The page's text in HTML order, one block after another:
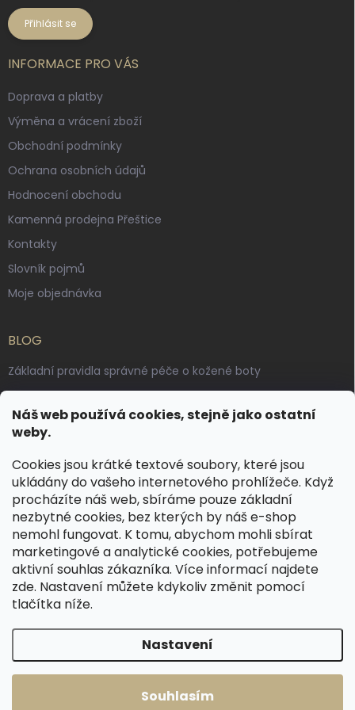
Náš web používá cookies, stejně jako ostatní
weby.
Cookies jsou krátké textové soubory, které jsou
ukládány do vašeho internetového prohlížeče. Když
procházíte náš web, sbíráme pouze základní
nezbytné cookies, bez kterých by náš e-shop
nemohl fungovat. K tomu, abychom mohli sbírat
marketingové a analytické cookies, potřebujeme
aktivní souhlas zákazníka. Více informací najdete
zde. Nastavení můžete kdykoliv změnit pomocí
tlačítka níže.
Nastavení
Souhlasím
Přihlásit se
INFORMACE PRO VÁS
Doprava a platby
Výměna a vrácení zboží
Obchodní podmínky
Ochrana osobních údajů
Hodnocení obchodu
Kamenná prodejna Přeštice
Kontakty
Slovník pojmů
Moje objednávka
BLOG
Základní pravidla správné péče o kožené boty
Výroba českých kožených opasků: vůně pravé kůže, dotek
řemesla
KONTAKT
dotazy@spongr.cz
+420 776 663 962
https://www.facebook.com/spongr.cz
spongr.cz
Špongr.cz . Všechna práva vyhrazena.